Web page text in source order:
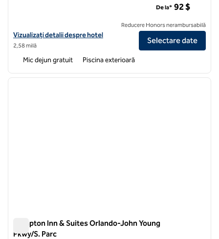
Vizualizați detaliile hotelului pentru Hampton Inn Orlando/Lake
Vizualizați detalii despre hotel
2,58 milă
De la* 92 $
Reducere Honors nerambursabilă
Selectare date
Mic dejun gratuit Piscina exterioară
1 din 12
Hampton Inn & Suites Orlando-John Young
Pkwy/S. Parc